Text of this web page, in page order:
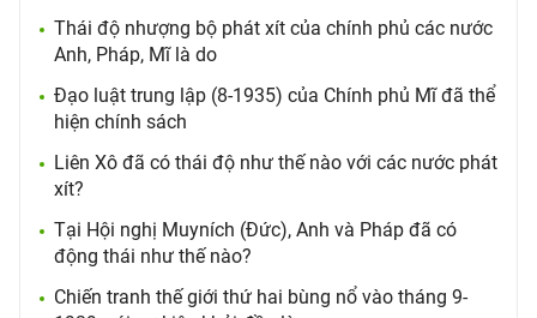
Thái độ nhượng bộ phát xít của chính phủ các nước
Anh, Pháp, Mĩ là do
Đạo luật trung lập (8-1935) của Chính phủ Mĩ đã thể
hiện chính sách
Liên Xô đã có thái độ như thế nào với các nước phát
xít?
Tại Hội nghị Muyních (Đức), Anh và Pháp đã có
động thái như thế nào?
Chiến tranh thế giới thứ hai bùng nổ vào tháng 9-